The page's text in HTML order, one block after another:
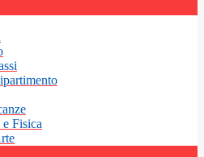
Fisica